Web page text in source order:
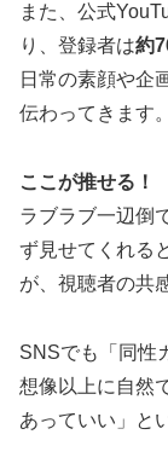
また、公式
り、登録者は約
日常の素顔や企
伝わってきます。
ここが推せる！
ラブラブ一辺倒
ず見せてくれる
が、視聴者の共
SNSでも「同性
想像以上に自然
あっていい」と